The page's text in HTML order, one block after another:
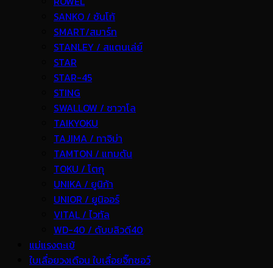
SANKO / ซันโก้
SMART/สมาร์ท
STANLEY / สแตนเล่ย์
STAR
STAR-45
STING
SWALLOW / ซาวาโล
TAIKYOKU
TAJIMA / ทาจิม่า
TAMTON / แทมตัน
TOKU / โตกุ
UNIKA / ยูนิก้า
UNIOR / ยูนิออร์
VITAL / ไวทัล
WD-40 / ดับบลิวดี40
แม่แรงตะเข้
ใบเลื่อยวงเดือน ใบเลื่อยจิ๊กซอว์